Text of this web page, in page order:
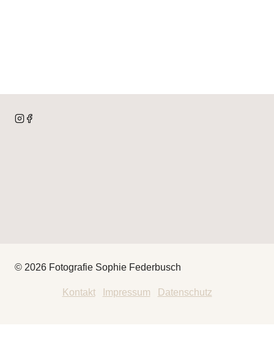
© 2026 Fotografie Sophie Federbusch
Kontakt| Impressum Datenschutz